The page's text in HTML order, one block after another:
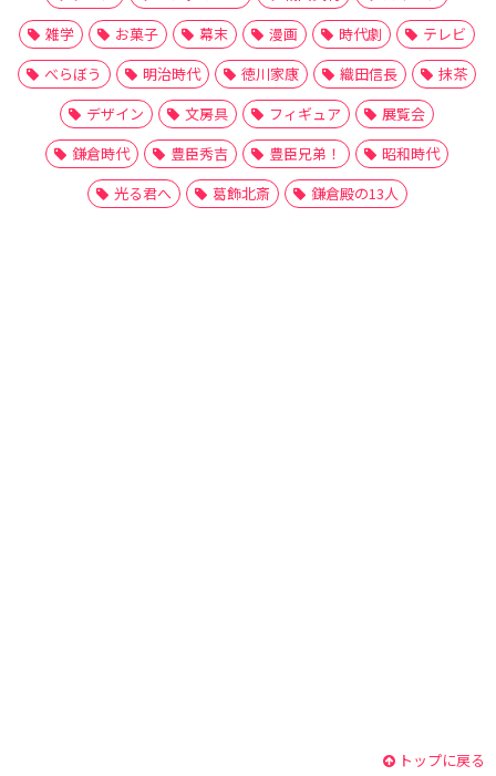
雑学
お菓子 幕末 漫画 時代劇
テレビ
べらぼう
明治時代 徳川家康 織田信長
抹茶
デザイン
文房具 フィギュア
展覧会
鎌倉時代
豊臣秀吉 豊臣兄弟！
昭和時代
光る君へ
葛飾北斎 鎌倉殿の13人
トップに戻る